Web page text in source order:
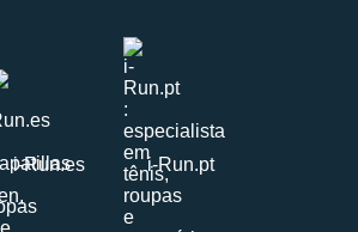
i-Run.es i-Run.pt